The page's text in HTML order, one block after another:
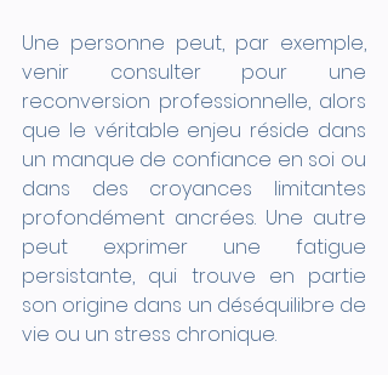
Une personne peut, par exemple,
venir consulter pour une
reconversion professionnelle, alors
que le véritable enjeu réside dans
un manque de confiance en soi ou
dans des croyances limitantes
profondément ancrées. Une autre
peut exprimer une fatigue
persistante, qui trouve en partie
son origine dans un déséquilibre de
vie ou un stress chronique.